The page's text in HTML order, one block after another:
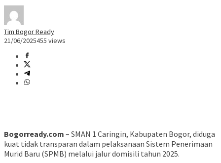
Tim Bogor Ready
21/06/2025455 views
Bogorready.com – SMAN 1 Caringin, Kabupaten Bogor, diduga
kuat tidak transparan dalam pelaksanaan Sistem Penerimaan
Murid Baru (SPMB) melalui jalur domisili tahun 2025.